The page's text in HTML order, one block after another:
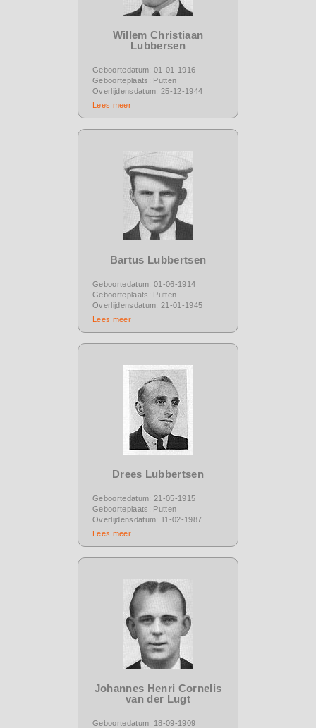
Willem Christiaan
Lubbersen
Geboortedatum: 01-01-1916
Geboorteplaats: Putten
Overlijdensdatum: 25-12-1944
Lees meer
Bartus Lubbertsen
Geboortedatum: 01-06-1914
Geboorteplaats: Putten
Overlijdensdatum: 21-01-1945
Lees meer
Drees Lubbertsen
Geboortedatum: 21-05-1915
Geboorteplaats: Putten
Overlijdensdatum: 11-02-1987
Lees meer
Johannes Henri Cornelis
van der Lugt
Geboortedatum: 18-09-1909